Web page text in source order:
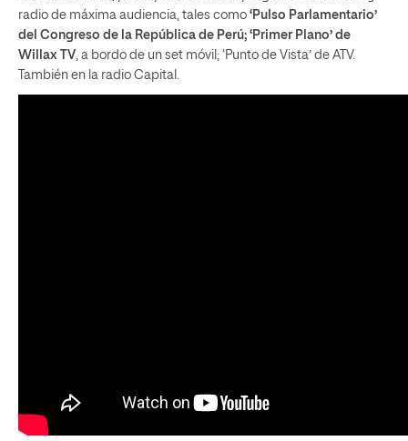
radio de máxima audiencia, tales como ‘Pulso Parlamentario’
del Congreso de la República de Perú; ‘Primer Plano’ de
Willax TV, a bordo de un set móvil; ‘Punto de Vista’ de ATV.
También en la radio Capital.